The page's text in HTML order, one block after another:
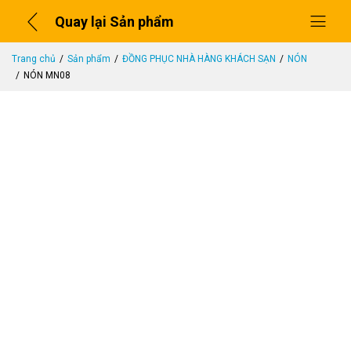
Quay lại Sản phẩm
Trang chủ Sản phẩm ĐỒNG PHỤC NHÀ HÀNG KHÁCH SẠN
NÓN
NÓN MN08